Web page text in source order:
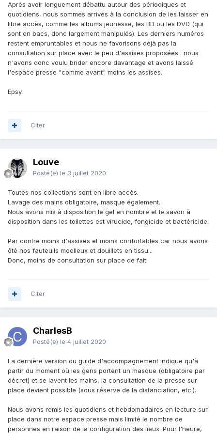
Après avoir longuement débattu autour des périodiques et
quotidiens, nous sommes arrivés à la conclusion de les laisser en
libre accès, comme les albums jeunesse, les BD ou les DVD (qui
sont en bacs, donc largement manipulés). Les derniers numéros
restent empruntables et nous ne favorisons déjà pas la
consultation sur place avec le peu d'assises proposées : nous
n'avons donc voulu brider encore davantage et avons laissé
l'espace presse "comme avant" moins les assises.
Epsy.
Citer
Louve
Posté(e) le 3 juillet 2020
Toutes nos collections sont en libre accès.
Lavage des mains obligatoire, masque également.
Nous avons mis à disposition le gel en nombre et le savon à
disposition dans les toilettes est virucide, fongicide et bactéricide.
Par contre moins d'assises et moins confortables car nous avons
ôté nos fauteuils moelleux et douillets en tissu...
Donc, moins de consultation sur place de fait.
Citer
CharlesB
Posté(e) le 4 juillet 2020
La dernière version du guide d'accompagnement indique qu'à
partir du moment où les gens portent un masque (obligatoire par
décret) et se lavent les mains, la consultation de la presse sur
place devient possible (sous réserve de la distanciation, etc.).
Nous avons remis les quotidiens et hebdomadaires en lecture sur
place dans notre espace presse mais limité le nombre de
personnes en raison de la configuration des lieux. Pour l'heure,